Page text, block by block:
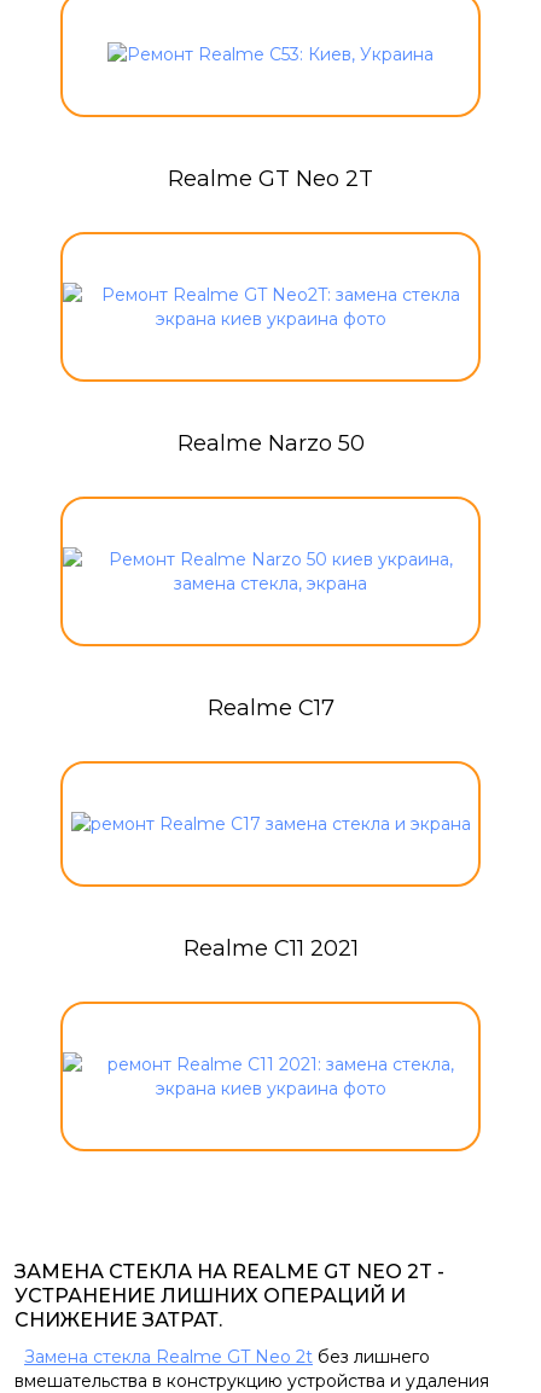
Realme GT Neo 2T
Realme Narzo 50
Realme C17
Realme C11 2021
ЗАМЕНА СТЕКЛА НА REALME GT NEO 2T -
УСТРАНЕНИЕ ЛИШНИХ ОПЕРАЦИЙ И
СНИЖЕНИЕ ЗАТРАТ.
Замена стекла Realme GT Neo 2t без лишнего
вмешательства в конструкцию устройства и удаления